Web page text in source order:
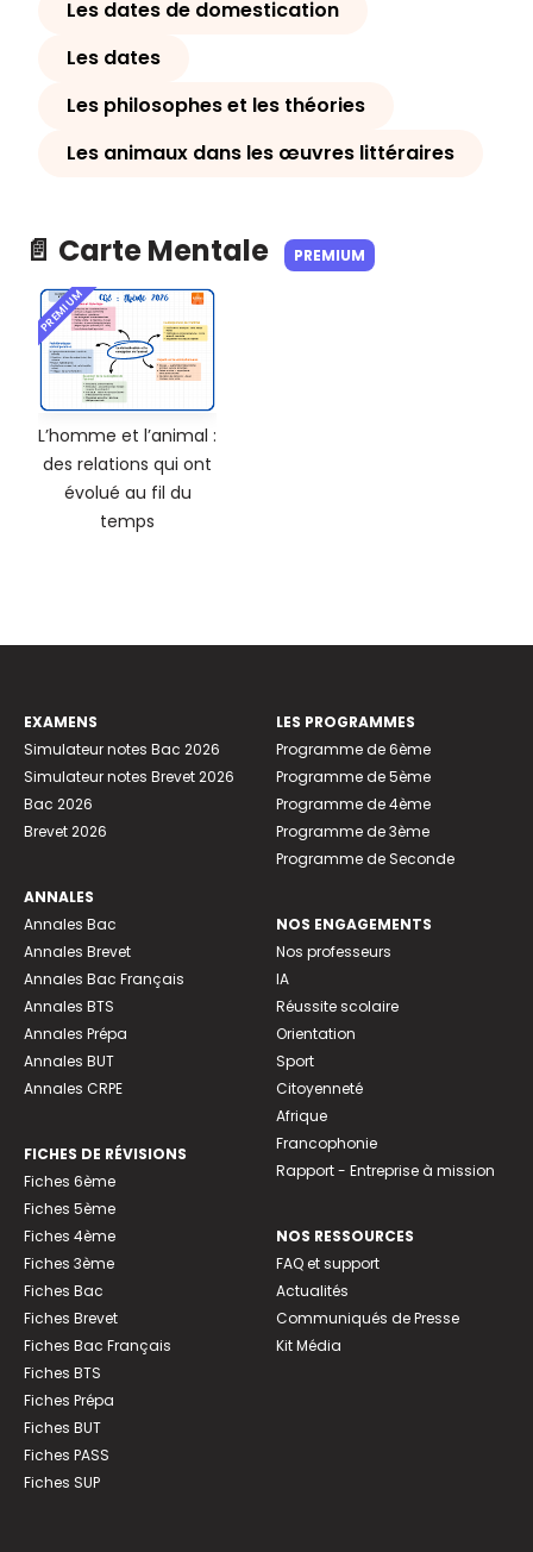
Les dates de domestication
Les dates
Les philosophes et les théories
Les animaux dans les œuvres littéraires
📄 Carte Mentale PREMIUM
PREMIUM
L’homme et l’animal :
des relations qui ont
évolué au fil du
temps
EXAMENS
Simulateur notes Bac 2026
Simulateur notes Brevet 2026
Bac 2026
Brevet 2026
ANNALES
Annales Bac
Annales Brevet
Annales Bac Français
Annales BTS
Annales Prépa
Annales BUT
Annales CRPE
FICHES DE RÉVISIONS
Fiches 6ème
Fiches 5ème
Fiches 4ème
Fiches 3ème
Fiches Bac
Fiches Brevet
Fiches Bac Français
Fiches BTS
Fiches Prépa
Fiches BUT
Fiches PASS
Fiches SUP
LES PROGRAMMES
Programme de 6ème
Programme de 5ème
Programme de 4ème
Programme de 3ème
Programme de Seconde
NOS ENGAGEMENTS
Nos professeurs
IA
Réussite scolaire
Orientation
Sport
Citoyenneté
Afrique
Francophonie
Rapport - Entreprise à mission
NOS RESSOURCES
FAQ et support
Actualités
Communiqués de Presse
Kit Média